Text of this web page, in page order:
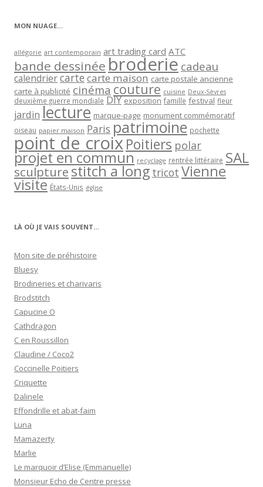
MON NUAGE…
allégorie art contemporain art trading card ATC
bande dessinée broderie cadeau
calendriercartecarte maison carte postale ancienne
carte à publicité cinéma couture cuisine Deux-Sèvres
deuxième guerre mondiale DIY exposition famille festival fleur
jardin lecture marque-page monument commémoratif
oiseau papier maison Paris patrimoine pochette
point de croixPoitiers polar
projet en commun recyclage rentrée littéraire SAL
sculpturestitch a long tricot Vienne
visite États-Unis église
LÀ OÙ JE VAIS SOUVENT…
Mon site de préhistoire
Bluesy
Brodineries et charivaris
Brodstitch
Capucine O
Cathdragon
C en Roussillon
Claudine / Coco2
Coccinelle Poitiers
Criquette
Dalinele
Effondrille et abat-faim
Luna
Mamazerty
Marlie
Le marquoir d’Elise (Emmanuelle)
Monsieur Echo de Centre presse